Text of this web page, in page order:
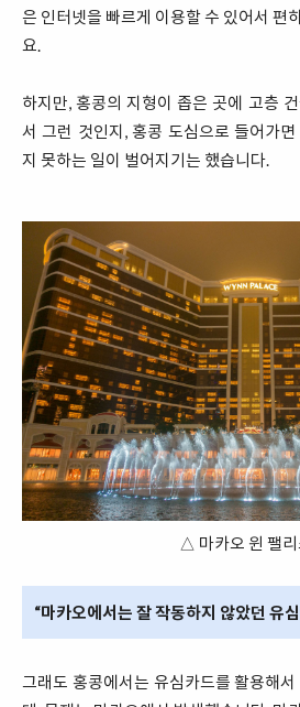
은 인터넷을 빠르게 이용할 수 있어서 편
요.
하지만, 홍콩의 지형이 좁은 곳에 고층
서 그런 것인지, 홍콩 도심으로 들어가
지 못하는 일이 벌어지기는 했습니다.
△ 마카오 윈 팰리
“마카오에서는 잘 작동하지 않았던 유
그래도 홍콩에서는 유심카드를 활용해